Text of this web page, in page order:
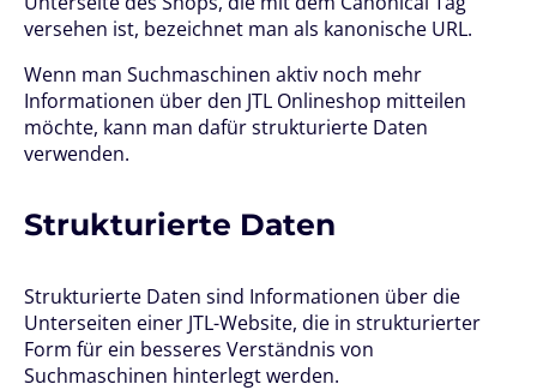
versehen ist, bezeichnet man als kanonische URL.
Wenn man Suchmaschinen aktiv noch mehr
Informationen über den JTL Onlineshop mitteilen
möchte, kann man dafür strukturierte Daten
verwenden.
Strukturierte Daten
Strukturierte Daten sind Informationen über die
Unterseiten einer JTL-Website, die in strukturierter
Form für ein besseres Verständnis von
Suchmaschinen hinterlegt werden.